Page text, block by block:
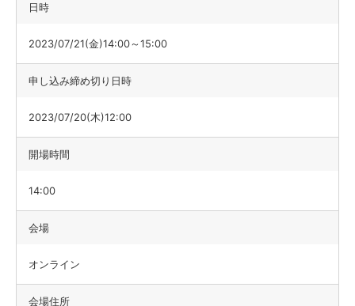
日時
2023/07/21(金)14:00～15:00
申し込み締め切り日時
2023/07/20(木)12:00
開場時間
14:00
会場
オンライン
会場住所